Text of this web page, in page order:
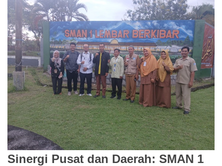
Sinergi Pusat dan Daerah: SMAN 1